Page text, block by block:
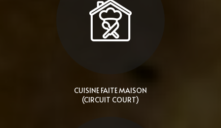
CUISINE FAITE MAISON
(CIRCUIT COURT)